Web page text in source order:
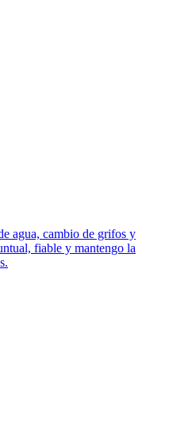
agua, cambio de grifos y
fiable y mantengo la